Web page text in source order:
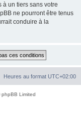
à un tiers sans votre
ne pourront être tenus
conduire à la
Heures au format UTC+02:00
Limited